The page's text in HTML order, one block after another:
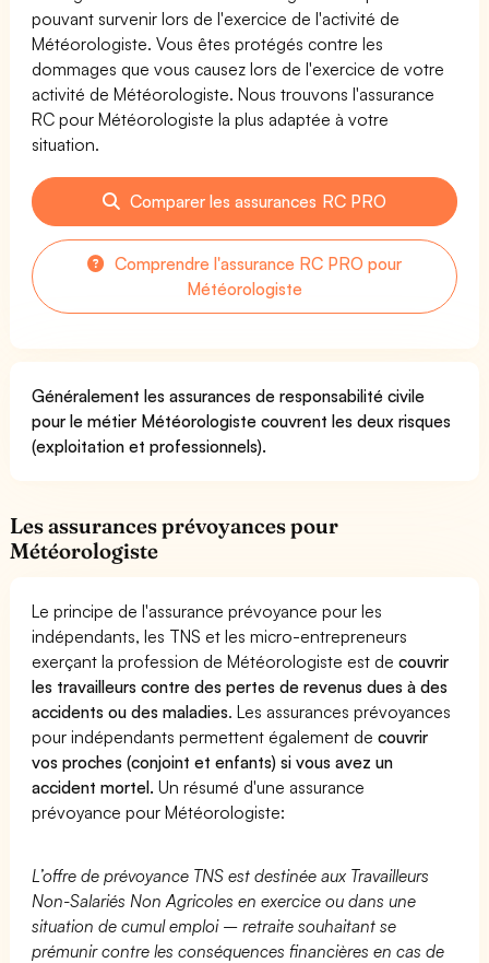
pouvant survenir lors de l'exercice de l'activité de
Météorologiste. Vous êtes protégés contre les
dommages que vous causez lors de l'exercice de votre
activité de Météorologiste. Nous trouvons l'assurance
RC pour Météorologiste la plus adaptée à votre
situation.
Comparer les assurances RC PRO
Comprendre l'assurance RC PRO pour
Météorologiste
Généralement les assurances de responsabilité civile
pour le métier Météorologiste couvrent les deux risques
(exploitation et professionnels).
Les assurances prévoyances pour
Météorologiste
Le principe de l'assurance prévoyance pour les
indépendants, les TNS et les micro-entrepreneurs
exerçant la profession de Météorologiste est decouvrir
les travailleurs contre des pertes de revenus dues à des
accidents ou des maladies. Les assurances prévoyances
pour indépendants permettent également decouvrir
vos proches (conjoint et enfants) si vous avez un
accident mortel. Un résumé d'une assurance
prévoyance pour Météorologiste:
L’offre de prévoyance TNS est destinée aux Travailleurs
Non-Salariés Non Agricoles en exercice ou dans une
situation de cumul emploi – retraite souhaitant se
prémunir contre les conséquences financières en cas de